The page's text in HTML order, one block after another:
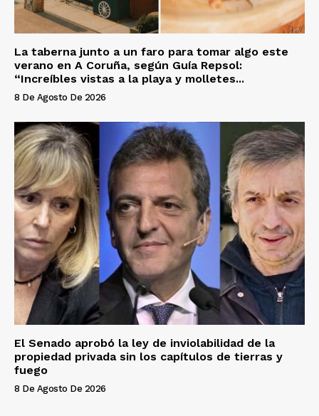
La taberna junto a un faro para tomar algo este
verano en A Coruña, según Guía Repsol:
“Increíbles vistas a la playa y molletes...
8 De Agosto De 2026
El Senado aprobó la ley de inviolabilidad de la
propiedad privada sin los capítulos de tierras y
fuego
8 De Agosto De 2026